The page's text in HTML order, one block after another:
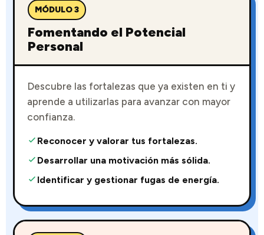
MÓDULO 3
Fomentando el Potencial
Personal
Descubre las fortalezas que ya existen en ti y
aprende a utilizarlas para avanzar con mayor
confianza.
Reconocer y valorar tus fortalezas.
Desarrollar una motivación más sólida.
Identificar y gestionar fugas de energía.